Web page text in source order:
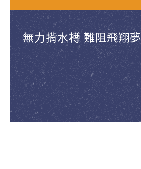
無力揹水樽 難阻飛翔夢